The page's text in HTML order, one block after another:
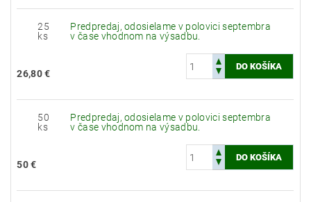
25
ks
Predpredaj, odosielame v polovici septembra
v čase vhodnom na výsadbu.
26,80 €
50
ks
Predpredaj, odosielame v polovici septembra
v čase vhodnom na výsadbu.
50 €